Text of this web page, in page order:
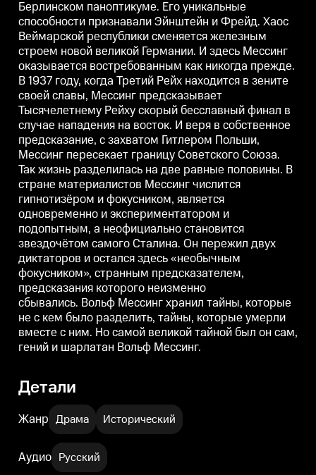
востребованным как никогда
прежде. В 1937 году, когда
Третий Рейх находится в зените
своей славы, Мессинг
предсказывает Тысячелетнему
Рейху скорый бесславный
финал в случае нападения на
восток. И веря в собственное
предсказание, с захватом
Гитлером Польши, Мессинг
пересекает границу Советского
Союза. Так жизнь разделилась
на две равные половины. В
стране материалистов Мессинг
числится гипнотизёром и
фокусником, является
одновременно и
экспериментатором и
подопытным, а неофициально
становится звездочётом самого
Сталина. Он пережил двух
диктаторов и остался здесь
«необычным фокусником»,
странным предсказателем,
предсказания которого
неизменно сбывались. Вольф
Мессинг хранил тайны, которые
не с кем было разделить, тайны,
которые умерли вместе с ним.
Но самой великой тайной был
он сам, гений и шарлатан Вольф
Мессинг.
востребованным как никогда
прежде. В 1937 году, когда
Третий Рейх находится в зените
своей славы, Мессинг
предсказывает Тысячелетнему
Рейху скорый бесславный
финал в случае нападения на
восток. И веря в собственное
предсказание, с захватом
Гитлером Польши, Мессинг
пересекает границу Советского
Союза. Так жизнь разделилась
на две равные половины. В
стране материалистов Мессинг
числится гипнотизёром и
фокусником, является
одновременно и
экспериментатором и
подопытным, а неофициально
становится звездочётом самого
Сталина. Он пережил двух
диктаторов и остался здесь
«необычным фокусником»,
странным предсказателем,
предсказания которого
неизменно сбывались. Вольф
Мессинг хранил тайны, которые
не с кем было разделить, тайны,
которые умерли вместе с ним.
Но самой великой тайной был
он сам, гений и шарлатан Вольф
Мессинг.
Берлинском паноптикуме. Его уникальные
способности признавали Эйнштейн и Фрейд. Хаос
Веймарской республики сменяется железным
строем новой великой Германии. И здесь Мессинг
оказывается востребованным как никогда прежде.
В 1937 году, когда Третий Рейх находится в зените
своей славы, Мессинг предсказывает
Тысячелетнему Рейху скорый бесславный финал в
случае нападения на восток. И веря в собственное
предсказание, с захватом Гитлером Польши,
Мессинг пересекает границу Советского Союза.
Так жизнь разделилась на две равные половины. В
стране материалистов Мессинг числится
гипнотизёром и фокусником, является
одновременно и экспериментатором и
подопытным, а неофициально становится
звездочётом самого Сталина. Он пережил двух
диктаторов и остался здесь «необычным
фокусником», странным предсказателем,
предсказания которого неизменно
сбывались. Вольф Мессинг хранил тайны, которые
не с кем было разделить, тайны, которые умерли
вместе с ним. Но самой великой тайной был он сам,
гений и шарлатан Вольф Мессинг.
Детали
Жанр Драма Исторический
Аудио Русский